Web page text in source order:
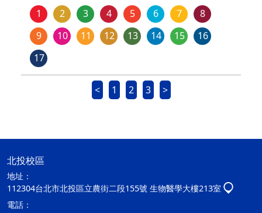
1 2 3 4 5 6 7
8
9
10 11 12 13 14 15
16
17
< 1 2 3 >
北投校區
地址：
112304台北市北投區立農街二段155號 生物醫學大樓213室
電話：